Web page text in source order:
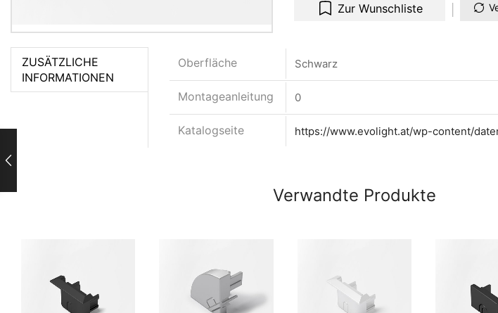
Zur Wunschliste
ZUSÄTZLICHE
INFORMATIONEN
Oberfläche Schwarz
Montageanleitung 0
Katalogseite https://www.evolight.at/wp-content/
Verwandte Produkte